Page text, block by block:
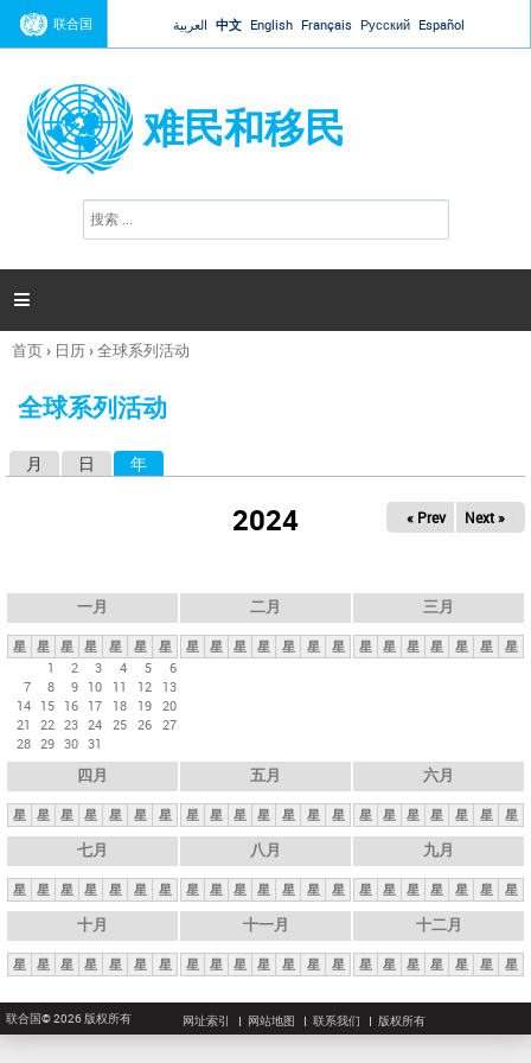
Jump to navigation
联合国 العربية 中文 English Français Русский Español
难民和移民
搜
索

你
这
首页› 日历›全球系列活动
全球系列活动
月 日 年
2024 « Prev Next »
一月
星 星 星 星 星 星
星
1
2 3 4 5
6
7
8 9 10 11 12
13
14 15 16 17 18 19 20
21
22 23 24 25 26 27
28 29 30 31
二月
星 星 星 星 星 星 星
三月
星 星 星 星 星 星 星
四月
星 星 星 星 星 星 星
五月
星 星 星 星 星 星 星
六月
星 星 星 星 星 星 星
七月
星 星 星 星 星 星 星
八月
星 星 星 星 星 星 星
九月
星 星 星 星 星 星 星
十月
星 星 星 星 星 星 星
十一月
星 星 星 星 星 星 星
十二月
星 星 星 星 星 星 星
联合国© 2026 版权所有 网址索引 网站地图 联系我们 版权所有